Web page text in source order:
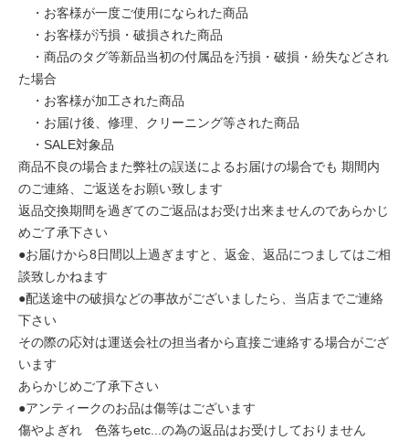
・お客様が一度ご使用になられた商品
・お客様が汚損・破損された商品
・商品のタグ等新品当初の付属品を汚損・破損・紛失などされ
た場合
・お客様が加工された商品
・お届け後、修理、クリーニング等された商品
・SALE対象品
商品不良の場合また弊社の誤送によるお届けの場合でも 期間内
のご連絡、ご返送をお願い致します
返品交換期間を過ぎてのご返品はお受け出来ませんのであらかじ
めご了承下さい
●お届けから8日間以上過ぎますと、返金、返品につましてはご相
談致しかねます
●配送途中の破損などの事故がございましたら、当店までご連絡
下さい
その際の応対は運送会社の担当者から直接ご連絡する場合がござ
います
あらかじめご了承下さい
●アンティークのお品は傷等はございます
傷やよぎれ 色落ちetc...の為の返品はお受けしておりません